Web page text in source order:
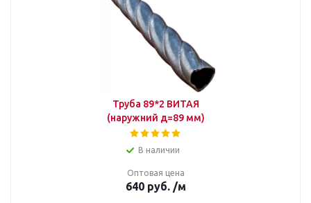
Труба 89*2 ВИТАЯ
(наружний д=89 мм)
В наличии
Оптовая цена
640 руб. /м